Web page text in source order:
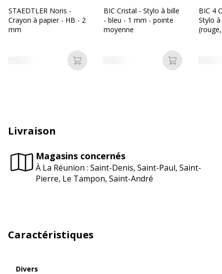
STAEDTLER Noris -
Crayon à papier - HB - 2
mm
Ajouter au panier
BIC Cristal - Stylo à bille
- bleu - 1 mm - pointe
moyenne
Ajouter au
BIC 4
Stylo
Livraison
Magasins concernés
À La Réunion : Saint-Denis, Saint-Paul, Saint-
Pierre, Le Tampon, Saint-André
Caractéristiques
Divers